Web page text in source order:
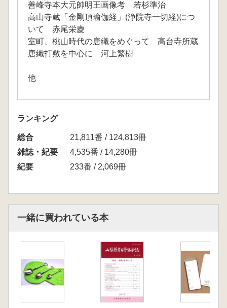
善峰寺本大元帥明王画像考 若杉準治
高山寺蔵「金剛頂瑜伽経」(浄院寺一切経)につ
いて 赤尾栄慶
室町、桃山時代の唐織をめぐって 高台寺所蔵
唐織打敷を中心に 河上繁樹
他
ランキング
総合
21,811番 / 124,813冊
雑誌・紀要
4,535番 / 14,280冊
紀要
233番 / 2,069冊
一緒に買われている本